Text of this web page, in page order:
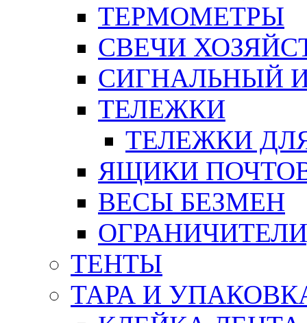
ТЕРМОМЕТРЫ
СВЕЧИ
СИГНАЛЬНЫЙ
ТЕЛЕЖКИ
ТЕЛЕЖКИ
ЯЩИКИ
ВЕСЫ БЕЗМЕН
ТЕНТЫ
ТАРА И